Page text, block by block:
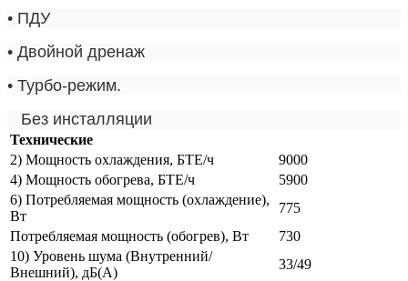
• ПДУ
• Двойной дренаж
• Турбо-режим.
Без инсталляции
Технические
2) Мощность охлаждения, БТЕ/ч
9000
4) Мощность обогрева, БТЕ/ч
5900
6) Потребляемая мощность (охлаждение),
Вт
775
Потребляемая мощность (обогрев), Вт
730
10) Уровень шума (Внутренний/
Внешний), дБ(А)
33/49